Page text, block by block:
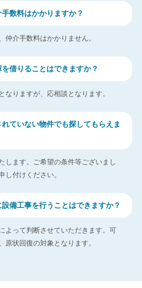
数料はかかりますか？
仲介手数料はかかりません。
借りることはできますか？
なりますが、応相談となります。
ていない物件でも探してもらえま
します。ご希望の条件等ございまし
し付けください。
備工事を行うことはできますか？
よって判断させていただきます。可
原状回復の対象となります。